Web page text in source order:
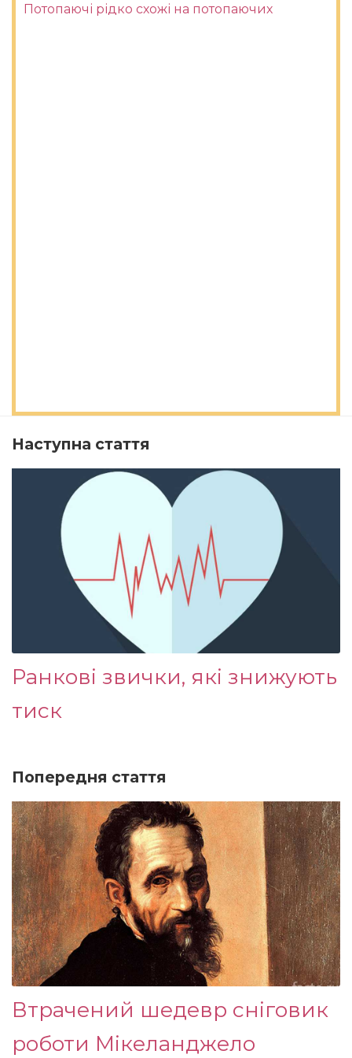
Потопаючі рідко схожі на потопаючих
Наступна стаття
Ранкові звички, які знижують
тиск
Попередня стаття
Втрачений шедевр сніговик
роботи Мікеланджело